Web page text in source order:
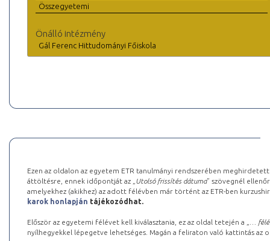
Összegyetemi
Önálló intézmény
Gál Ferenc Hittudományi Főiskola
Ezen az oldalon az egyetem ETR tanulmányi rendszerében
áttöltésre, ennek időpontját az „ Utolsó frissítés dátuma” szövegnél
amelyekhez (akikhez) az adott félévben már történt az ETR-ben
karok honlapján tájékozódhat.
Először az egyetemi félévet kell kiválasztania, ez az oldal tetején a „
…
nyílhegyekkel lépegetve lehetséges. Magán a feliraton való kattintás az